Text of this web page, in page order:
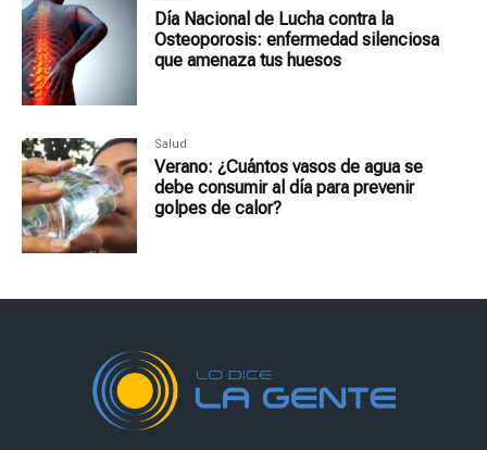
Día Nacional de Lucha contra la
Osteoporosis: enfermedad silenciosa
que amenaza tus huesos
Salud
Verano: ¿Cuántos vasos de agua se
debe consumir al día para prevenir
golpes de calor?